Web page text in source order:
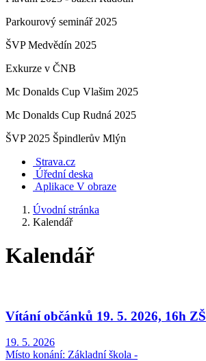
Parkourový seminář 2025
ŠVP Medvědín 2025
Exkurze v ČNB
Mc Donalds Cup Vlašim 2025
Mc Donalds Cup Rudná 2025
ŠVP 2025 Špindlerův Mlýn
Strava.cz
Úřední deska
Aplikace V obraze
Úvodní stránka
Kalendář
Kalendář
Vítání občánků 19. 5. 2026, 16h ZŠ
19. 5. 2026
Místo konání: Základní škola -